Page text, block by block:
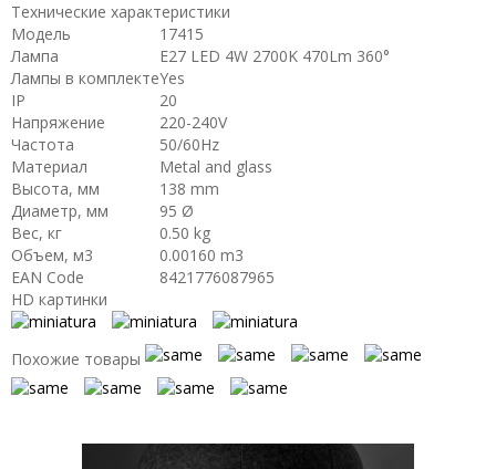
Технические характеристики
Модель
17415
Лампа
E27 LED 4W 2700K 470Lm 360°
Лампы в комплектеYes
IP
20
Напряжение
220-240V
Частота
50/60Hz
Материал
Metal and glass
Высота, мм
138 mm
Диаметр, мм
95 Ø
Вес, кг
0.50 kg
Объем, м3
0.00160 m3
EAN Code
8421776087965
HD картинки
Похожие товары